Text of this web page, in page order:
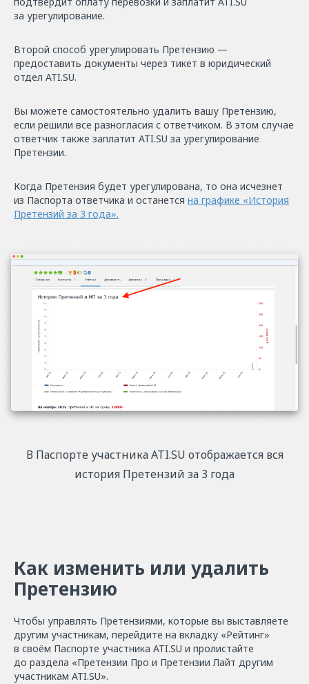
за урегулирование.
Второй способ урегулировать Претензию —
предоставить документы через тикет в юридический
отдел ATI.SU.
Вы можете самостоятельно удалить вашу Претензию,
если решили все разногласия с ответчиком. В этом случае
ответчик также заплатит ATI.SU за урегулирование
Претензии.
Когда Претензия будет урегулирована, то она исчезнет
из Паспорта ответчика и останется на графике «История
Претензий за 3 года».
В Паспорте участника ATI.SU отображается вся
история Претензий за 3 года
Как изменить или удалить
Претензию
Чтобы управлять Претензиями, которые вы выставляете
другим участникам, перейдите на вкладку «Рейтинг»
в своём Паспорте участника ATI.SU и пролистайте
до раздела «Претензии Про и Претензии Лайт другим
участникам ATI.SU».